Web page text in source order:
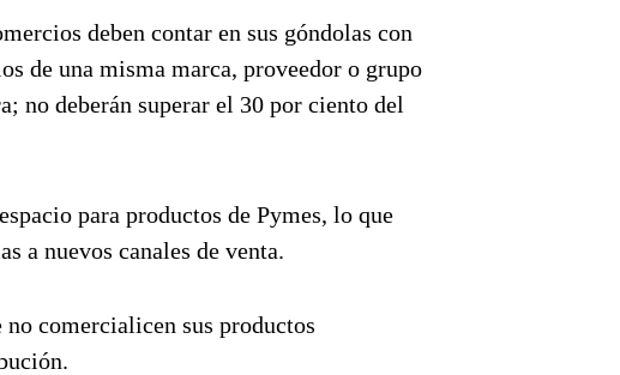
deben contar en sus góndolas con
de una misma marca, proveedor o grupo
no deberán superar el 30 por ciento del
para productos de Pymes, lo que
a nuevos canales de venta.
comercialicen sus productos